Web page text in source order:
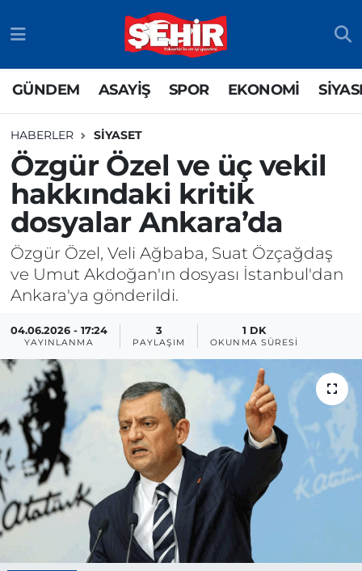
GÜNDEM ASAYİŞ SPOR EKONOMİ
HABERLER SİYASET
Özgür Özel ve üç vekil
hakkındaki kritik
dosyalar Ankara’da
Özgür Özel, Veli Ağbaba, Suat Özçağdaş
ve Umut Akdoğan'ın dosyası İstanbul'dan
Ankara'ya gönderildi.
04.06.2026 - 17:24
YAYINLANMA
3
PAYLAŞIM
1 DK
OKUNMA SÜRESI
SPOR
EKONOMİ
SİYASET
RESMİ İLAN
SİYASET
SPOR
EKONOMİ
EĞİTİM
SAĞLIK
TEKNOLOJİ
BÖLGE
YAŞAM
DÜNYA
GENEL
GÜNCEL
Odunpazarı Nöbetçi Eczaneler
Odunpazarı Hava Durumu
Odunpazarı Trafik Yoğunluk Haritası
TFF 3.Lig 4.Grup Puan Durumu ve Fikstür
Tüm Manşetler
Son Dakika Haberleri
Haber Arşivi